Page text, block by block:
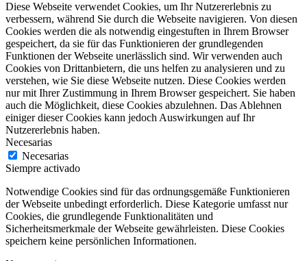
Diese Webseite verwendet Cookies, um Ihr Nutzererlebnis zu
verbessern, während Sie durch die Webseite navigieren. Von diesen
Cookies werden die als notwendig eingestuften in Ihrem Browser
gespeichert, da sie für das Funktionieren der grundlegenden
Funktionen der Webseite unerlässlich sind. Wir verwenden auch
Cookies von Drittanbietern, die uns helfen zu analysieren und zu
verstehen, wie Sie diese Webseite nutzen. Diese Cookies werden
nur mit Ihrer Zustimmung in Ihrem Browser gespeichert. Sie haben
auch die Möglichkeit, diese Cookies abzulehnen. Das Ablehnen
einiger dieser Cookies kann jedoch Auswirkungen auf Ihr
Nutzererlebnis haben.
Necesarias
Necesarias
Siempre activado
Notwendige Cookies sind für das ordnungsgemäße Funktionieren
der Webseite unbedingt erforderlich. Diese Kategorie umfasst nur
Cookies, die grundlegende Funktionalitäten und
Sicherheitsmerkmale der Webseite gewährleisten. Diese Cookies
speichern keine persönlichen Informationen.